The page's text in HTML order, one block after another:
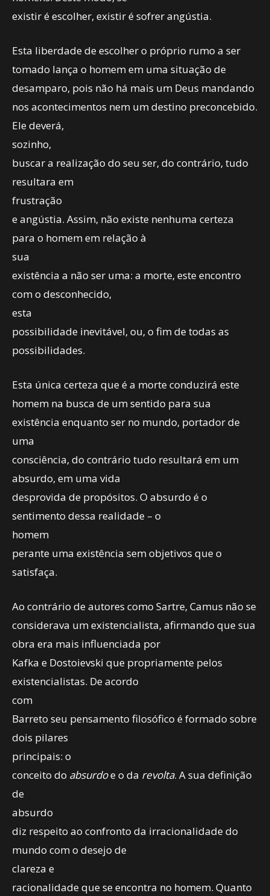
existir é escolher, existir é sofrer angústia.
Esta liberdade de escolher o próprio rumo a ser
tomado lança o homem em uma situação de
desamparo, pois não há mais um Deus mandando
nos acontecimentos nem um destino preconcebido.
Ele deverá,
sozinho,
buscar a realização do seu ser, do contrário, tudo
resultara em
frustração
e angústia. Assim, não existe nenhuma certeza
para o homem em relação à
sua
existência a não ser uma: a morte, este encontro
com o desconhecido,
esta
possibilidade inevitável, ou, o fim de todas as
possibilidades.
Esta única certeza que é a morte conduzirá este
homem na busca de um sentido para sua
existência enquanto ser no mundo, portador de
uma
consciência, do contrário tudo resultará em um
absurdo, em uma vida
desprovida de propósitos. O absurdo é o
sentimento dessa realidade – o
homem
perante uma existência sem objetivos que o
satisfaça.
Ao contrário de autores como Sartre, Camus não se
considerava um existencialista, afirmando que sua
obra era mais influenciada por
Kafka e Dostoievski que propriamente pelos
existencialistas. De acordo
com
Barreto seu pensamento filosófico é formado sobre
dois pilares
principais: o
conceito do absurdoe o da revolta. A sua definição
de
absurdo
diz respeito ao confronto da irracionalidade do
mundo com o desejo de
clareza e
racionalidade que se encontra no homem. Quanto